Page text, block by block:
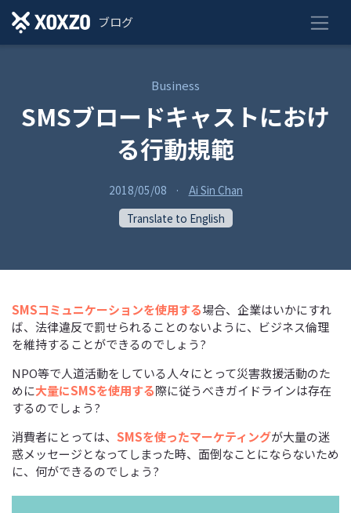
ブログ
Business
SMSブロードキャストにおけ
る行動規範
2018/05/08 ·
Ai Sin Chan
Translate to English
SMSコミュニケーションを使用する場合、企業はいかにすれ
ば、法律違反で罰せられることのないように、ビジネス倫理
を維持することができるのでしょう?
NPO等で人道活動をしている人々にとって災害救援活動のた
めに大量にSMSを使用する際に従うべきガイドラインは存在
するのでしょう?
消費者にとっては、 SMSを使ったマーケティングが大量の迷
惑メッセージとなってしまった時、面倒なことにならないため
に、何ができるのでしょう?